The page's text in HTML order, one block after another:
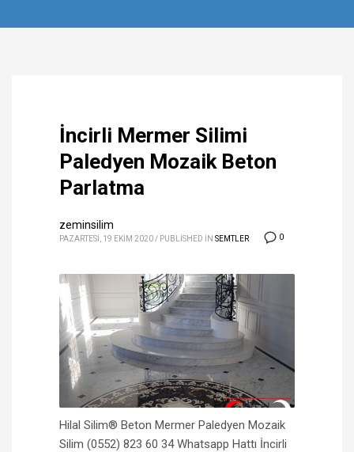
İncirli Mermer Silimi
Paledyen Mozaik Beton
Parlatma
0
zeminsilim
PAZARTESI, 19 EKIM 2020 / PUBLISHED IN SEMTLER
Hilal Silim® Beton Mermer Paledyen Mozaik
Silim (0552) 823 60 34 Whatsapp Hattı İncirli